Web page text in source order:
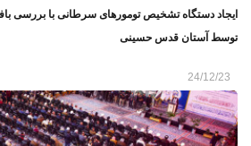
ایجاد دستگاه تشخیص تومورهای سرطانی با بررسی
توسط آستان قدس حسینی
24/12/23